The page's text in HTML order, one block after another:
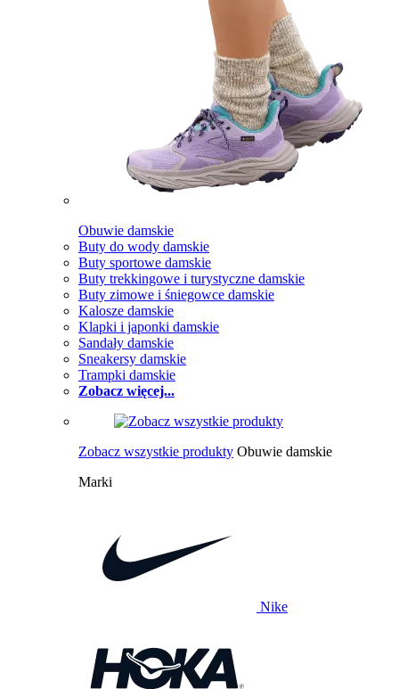
Obuwie damskie
Buty do wody damskie
Buty sportowe damskie
Buty trekkingowe i turystyczne damskie
Buty zimowe i śniegowce damskie
Kalosze damskie
Klapki i japonki damskie
Sandały damskie
Sneakersy damskie
Trampki damskie
Zobacz więcej...
Zobacz wszystkie produkty Obuwie damskie
Marki
Nike